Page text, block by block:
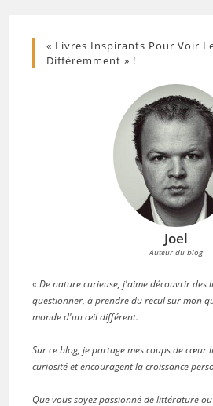
« Livres Inspirants Pour Voir
Différemment » !
Joel
Auteur du blog
« De nature curieuse, j'aime découvrir des
questionner, à prendre du recul sur mon
monde d'un œil différent.
Sur ce blog, je partage mes coups de
curiosité et encouragent la croissance
Que vous soyez passionné de littérature